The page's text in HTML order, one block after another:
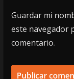
Guardar mi
este navegador
comentario.